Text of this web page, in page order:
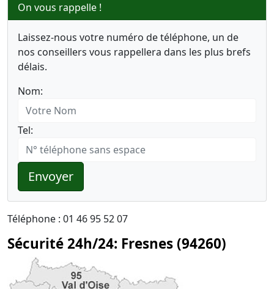
On vous rappelle !
Laissez-nous votre numéro de téléphone, un de
nos conseillers vous rappellera dans les plus brefs
délais.
Nom:
Tel:
Envoyer
Téléphone : 01 46 95 52 07
Sécurité 24h/24: Fresnes (94260)